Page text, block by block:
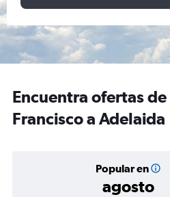
Encuentra ofertas de
Francisco a Adelaida
Popular en
agosto